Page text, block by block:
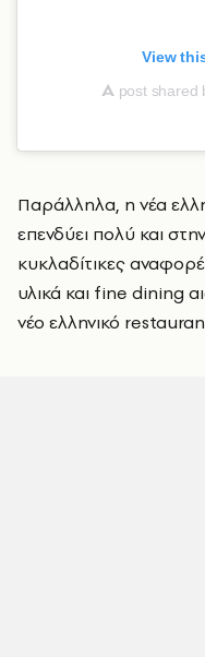
View
A post shared
Παράλληλα, η νέα
επενδύει πολύ και
κυκλαδίτικες
υλικά και fine dining
νέο ελληνικό